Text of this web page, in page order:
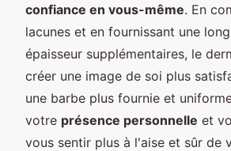
confiance en vous-même. En
lacunes et en fournissant une
épaisseur supplémentaires, le
créer une image de soi plus
une barbe plus fournie et
votre présence personnelle et
vous sentir plus à l'aise et sûr de